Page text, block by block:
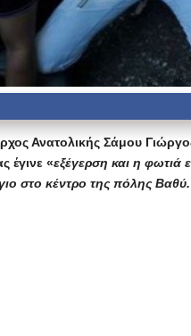
Ανατολικής Σάμου
έγινε «εξέγερση και η φωτιά
στο κέντρο της πόλης